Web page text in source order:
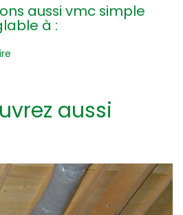
aussi vmc simple
à :
aussi